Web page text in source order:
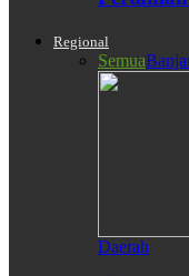
Regional
Semua
Daerah